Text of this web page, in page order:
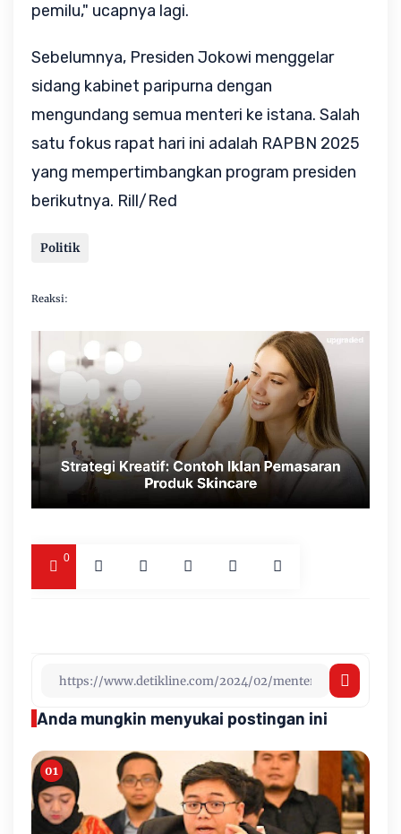
pemilu," ucapnya lagi.
Sebelumnya, Presiden Jokowi menggelar
sidang kabinet paripurna dengan
mengundang semua menteri ke istana. Salah
satu fokus rapat hari ini adalah RAPBN 2025
yang mempertimbangkan program presiden
berikutnya. Rill/Red
Politik
Reaksi:
0
Anda mungkin menyukai postingan ini